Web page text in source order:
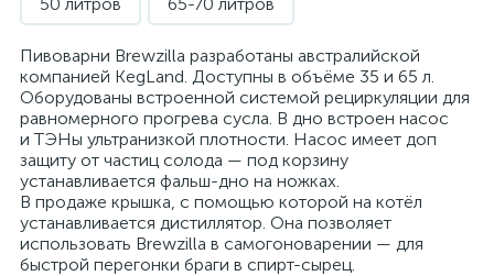
Пивоварни Brewzilla разработаны австралийской
компанией KegLand. Доступны в объёме 35 и 65 л.
Оборудованы встроенной системой рециркуляции для
равномерного прогрева сусла. В дно встроен насос
и ТЭНы ультранизкой плотности. Насос имеет доп
защиту от частиц солода — под корзину
устанавливается фальш-дно на ножках.
В продаже крышка, с помощью которой на котёл
устанавливается дистиллятор. Она позволяет
использовать Brewzilla в самогоноварении — для
быстрой перегонки браги в спирт-сырец.